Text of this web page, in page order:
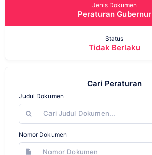
Jenis Dokumen
Peraturan Gubernur
Status
Tidak Berlaku
Cari Peraturan
Judul Dokumen
Nomor Dokumen